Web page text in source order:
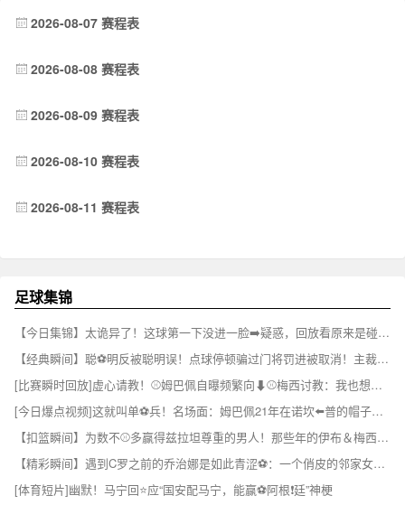
2026-08-07 赛程表
2026-08-08 赛程表
2026-08-09 赛程表
2026-08-10 赛程表
2026-08-11 赛程表
足球集锦
【今日集锦】太诡异了！这球第一下没进一脸➡️疑惑，回放看原来是碰到了门将⚾
【经典瞬间】聪⚽明反被聪明误！点球停顿骗过门将罚进被取消！主裁掏黄牌伺候！
[比赛瞬时回放]虚心请教！⚾姆巴佩自曝频繁向⬇⚾️梅西讨教：我也想赢得一切
[今日爆点视频]这就叫单⚽兵！名场面：姆巴佩21年在诺坎⬅️普的帽子戏法！
【扣篮瞬间】为数不⚾多赢得兹拉坦尊重的男人！那些年的伊布＆梅西~✌️
【精彩瞬间】遇到C罗之前的乔治娜是如此青涩⚽：一个俏皮的邻家女孩~
[体育短片]幽默！马宁回⭐应“国安配马宁，能赢⚽阿根❗廷”神梗